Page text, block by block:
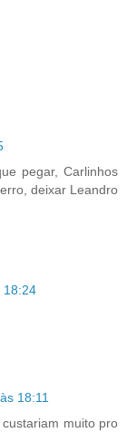
pegar, Carlinhos
deixar Leandro
18:24
18:11
muito pro